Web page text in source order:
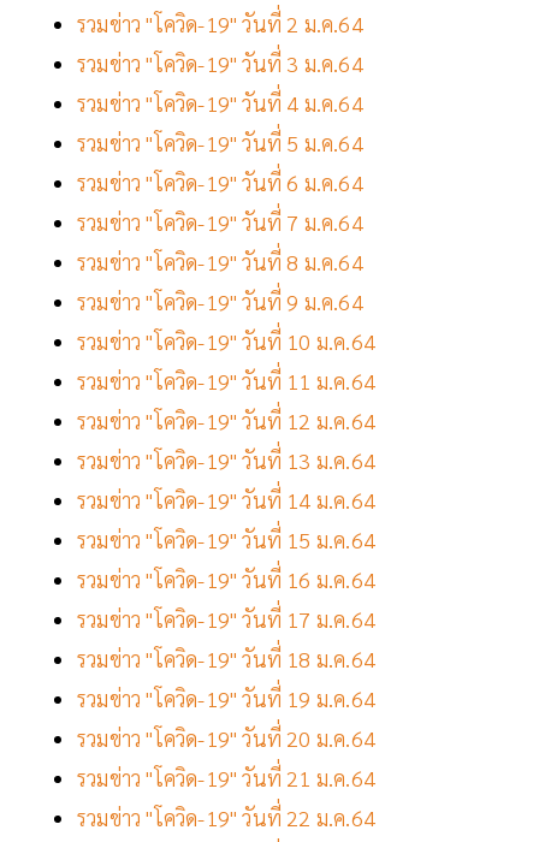
รวมข่าว "โควิด-19" วันที่ 2 ม.ค.64
รวมข่าว "โควิด-19" วันที่ 3 ม.ค.64
รวมข่าว "โควิด-19" วันที่ 4 ม.ค.64
รวมข่าว "โควิด-19" วันที่ 5 ม.ค.64
รวมข่าว "โควิด-19" วันที่ 6 ม.ค.64
รวมข่าว "โควิด-19" วันที่ 7 ม.ค.64
รวมข่าว "โควิด-19" วันที่ 8 ม.ค.64
รวมข่าว "โควิด-19" วันที่ 9 ม.ค.64
รวมข่าว "โควิด-19" วันที่ 10 ม.ค.64
รวมข่าว "โควิด-19" วันที่ 11 ม.ค.64
รวมข่าว "โควิด-19" วันที่ 12 ม.ค.64
รวมข่าว "โควิด-19" วันที่ 13 ม.ค.64
รวมข่าว "โควิด-19" วันที่ 14 ม.ค.64
รวมข่าว "โควิด-19" วันที่ 15 ม.ค.64
รวมข่าว "โควิด-19" วันที่ 16 ม.ค.64
รวมข่าว "โควิด-19" วันที่ 17 ม.ค.64
รวมข่าว "โควิด-19" วันที่ 18 ม.ค.64
รวมข่าว "โควิด-19" วันที่ 19 ม.ค.64
รวมข่าว "โควิด-19" วันที่ 20 ม.ค.64
รวมข่าว "โควิด-19" วันที่ 21 ม.ค.64
รวมข่าว "โควิด-19" วันที่ 22 ม.ค.64